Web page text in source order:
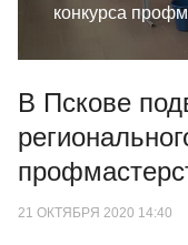
конкурса
В Пскове
21 ОКТЯБРЯ 2020 14:40